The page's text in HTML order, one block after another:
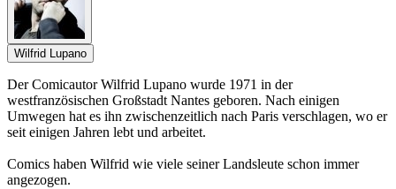
Wilfrid Lupano
Der Comicautor Wilfrid Lupano wurde 1971 in der
westfranzösischen Großstadt Nantes geboren. Nach einigen
Umwegen hat es ihn zwischenzeitlich nach Paris verschlagen, wo er
seit einigen Jahren lebt und arbeitet.
Comics haben Wilfrid wie viele seiner Landsleute schon immer
angezogen.